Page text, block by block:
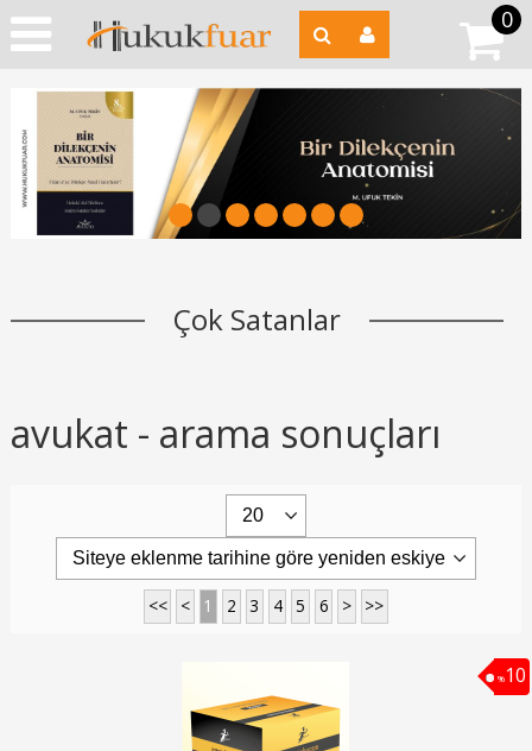
0
1 2 3 4 5 6 7
Çok Satanlar
avukat - arama sonuçları
<< < 1 2 3 4 5 6 > >>
%10